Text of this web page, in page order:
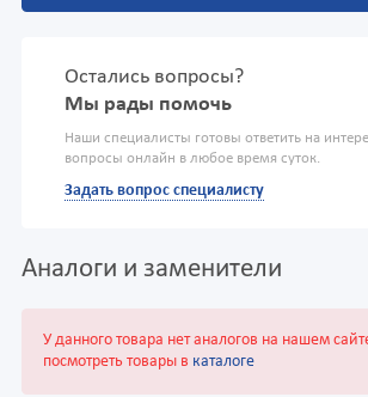
Остались вопросы?
Мы рады помочь
Наши специалисты готовы ответить на
вопросы онлайн в любое время суток.
Задать вопрос специалисту
Аналоги и заменители
У данного товара нет аналогов на нашем
посмотреть товары в каталоге